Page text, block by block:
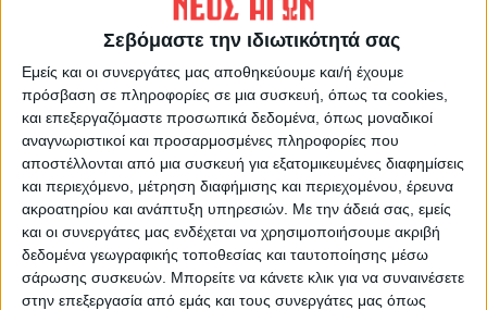
Σεβόμαστε την ιδιωτικότητά σας
Εμείς και οι συνεργάτες μας αποθηκεύουμε και/ή έχουμε
πρόσβαση σε πληροφορίες σε μια συσκευή, όπως τα cookies,
και επεξεργαζόμαστε προσωπικά δεδομένα, όπως μοναδικοί
αναγνωριστικοί και προσαρμοσμένες πληροφορίες που
αποστέλλονται από μια συσκευή για εξατομικευμένες διαφημίσεις
και περιεχόμενο, μέτρηση διαφήμισης και περιεχομένου, έρευνα
ακροατηρίου και ανάπτυξη υπηρεσιών. Με την άδειά σας, εμείς
και οι συνεργάτες μας ενδέχεται να χρησιμοποιήσουμε ακριβή
δεδομένα γεωγραφικής τοποθεσίας και ταυτοποίησης μέσω
σάρωσης συσκευών. Μπορείτε να κάνετε κλικ για να συναινέσετε
στην επεξεργασία από εμάς και τους συνεργάτες μας όπως
Η Αρχαιότερη Καθημερινή Πρωινή Εφημερίδα της Καρδίτσας
ΠΑΡΟΜΟΙΑ ΑΡΘΡΑ